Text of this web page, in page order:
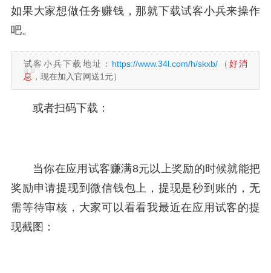
如果大家想做任务赚钱，那就下载试客小兵来操作
吧。
试客小兵下载地址： https://www.34l.com/h/skxb/ （ 好消
息 ，现在加入官网送1元）
或者扫码下载：
当你在应用试客赚满8元以上奖励的时候就能把
奖励申请提现到微信钱包上，提现是秒到账的，无
需等待审核，大家可以看看我最近在应用试客的提
现截图：